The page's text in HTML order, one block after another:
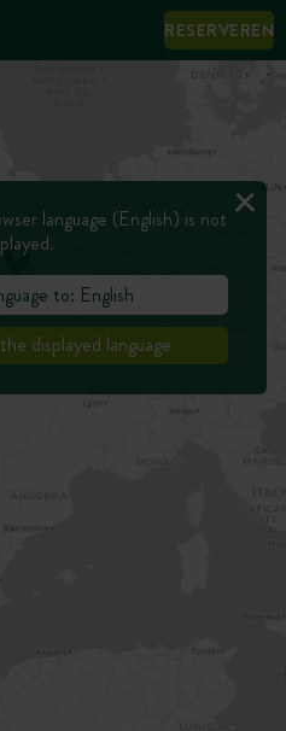
RESERVEREN
language (English) is not
to: English
displayed language